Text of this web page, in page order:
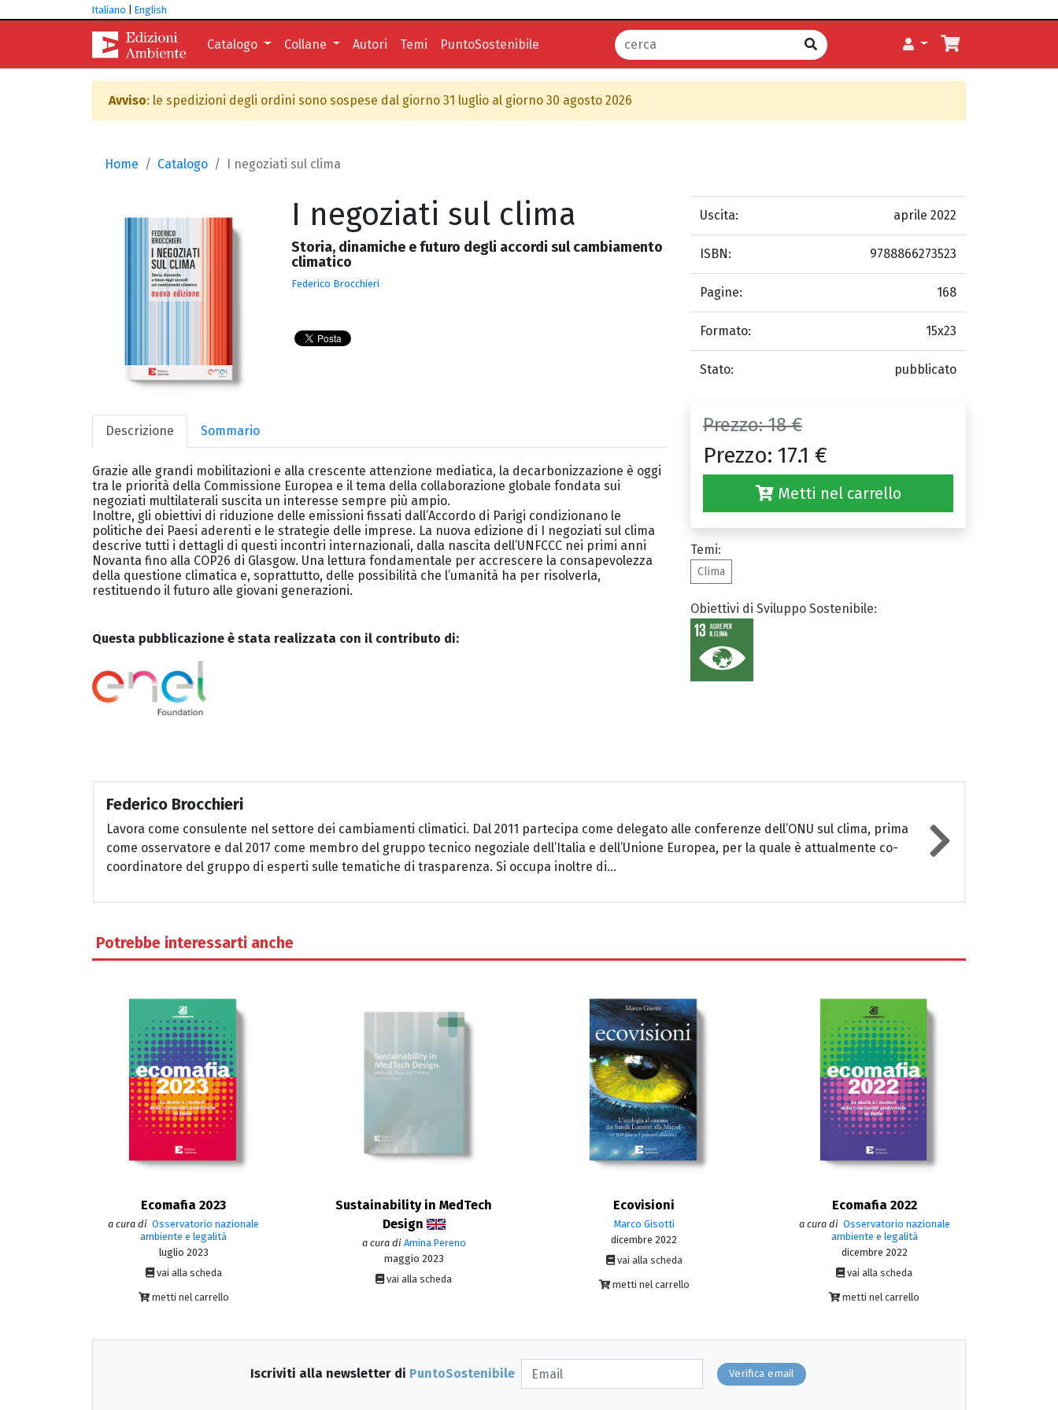
Italiano English
Catalogo Collane Autori Temi PuntoSostenibile
Avviso: le spedizioni degli ordini sono sospese dal giorno 31 luglio al giorno 30 agosto 2026
Home Catalogo I negoziati sul clima
I negoziati sul clima
Storia, dinamiche e futuro degli accordi sul cambiamento
climatico
Federico Brocchieri
Descrizione Sommario
Grazie alle grandi mobilitazioni e alla crescente attenzione mediatica, la decarbonizzazione è oggi
tra le priorità della Commissione Europea e il tema della collaborazione globale fondata sui
negoziati multilaterali suscita un interesse sempre più ampio.
Inoltre, gli obiettivi di riduzione delle emissioni fissati dall’Accordo di Parigi condizionano le
politiche dei Paesi aderenti e le strategie delle imprese. La nuova edizione di I negoziati sul clima
descrive tutti i dettagli di questi incontri internazionali, dalla nascita dell’UNFCCC nei primi anni
Novanta fino alla COP26 di Glasgow. Una lettura fondamentale per accrescere la consapevolezza
della questione climatica e, soprattutto, delle possibilità che l’umanità ha per risolverla,
restituendo il futuro alle giovani generazioni.
Questa pubblicazione è stata realizzata con il contributo di:
Uscita: aprile 2022
ISBN: 9788866273523
Pagine: 168
Formato: 15x23
Stato: pubblicato
Prezzo:18 €
Prezzo: 17.1 €
Metti nel carrello
Temi:
Clima
Obiettivi di Sviluppo Sostenibile:
Federico Brocchieri
Lavora come consulente nel settore dei cambiamenti climatici. Dal 2011 partecipa come delegato alle conferenze dell’ONU sul clima, prima
come osservatore e dal 2017 come membro del gruppo tecnico negoziale dell’Italia e dell’Unione Europea, per la quale è attualmente co-
coordinatore del gruppo di esperti sulle tematiche di trasparenza. Si occupa inoltre di...
Potrebbe interessarti anche
Ecomafia 2023
a cura di Osservatorio nazionale
ambiente e legalità
luglio 2023
vai alla scheda
metti nel carrello
Sustainability in MedTech
Design
a cura di Amina Pereno
maggio 2023
vai alla scheda
Ecovisioni
Marco Gisotti
dicembre 2022
vai alla scheda
metti nel carrello
Ecomafia 2022
a cura di Osservatorio nazionale
ambiente e legalità
dicembre 2022
vai alla scheda
metti nel carrello
Iscriviti alla newsletter di PuntoSostenibile Verifica email